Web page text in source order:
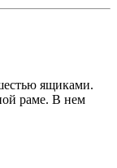
ящиками.
раме. В нем